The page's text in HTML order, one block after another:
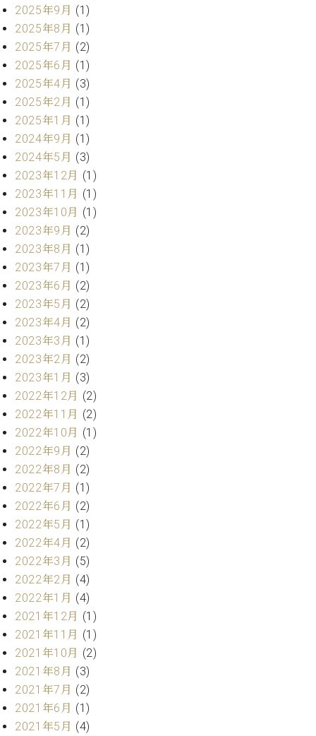
W.
ホ
フ
マ
ン
プ
ロ
フ
ェ
ッ
シ
ョ
ナ
W.
ホ
フ
マ
ン
ト
ラ
デ
ィ
シ
ョ
ン
W.
ホ
フ
マ
ン
ヴ
ィ
ジ
ョ
ン
C.BECHSTEIN
Digital(ベ
ヒ
シ
ュ
タ
(PDF)
お
合
わ
せ
本
社
八
王
子
技
術
営
業
セ
ン
タ
ー
ス
タ
フ
ご
挨
拶
技
術
紹
介
展示
情報
【ユ
ーロ
ピア
ノ特
選中
古】
イ
ベ
2025年9月 (1)
2025年8月 (1)
2025年7月 (2)
2025年6月 (1)
2025年4月 (3)
2025年2月 (1)
2025年1月 (1)
2024年9月 (1)
2024年5月 (3)
2023年12月 (1)
2023年11月 (1)
2023年10月 (1)
2023年9月 (2)
2023年8月 (1)
2023年7月 (1)
2023年6月 (2)
2023年5月 (2)
2023年4月 (2)
2023年3月 (1)
2023年2月 (2)
2023年1月 (3)
2022年12月 (2)
2022年11月 (2)
2022年10月 (1)
2022年9月 (2)
2022年8月 (2)
2022年7月 (1)
2022年6月 (2)
2022年5月 (1)
2022年4月 (2)
2022年3月 (5)
2022年2月 (4)
2022年1月 (4)
2021年12月 (1)
2021年11月 (1)
2021年10月 (2)
2021年8月 (3)
2021年7月 (2)
2021年6月 (1)
2021年5月 (4)